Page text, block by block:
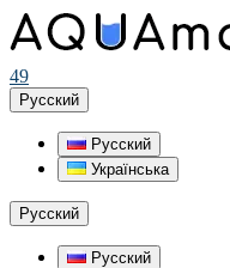
49
Русский
Русский
Українська
Русский
Русский